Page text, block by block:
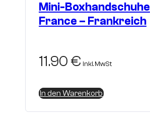
Mini-Boxhandschuhe
France – Frankreich
11.90 € inkl. MwSt
In den Warenkorb